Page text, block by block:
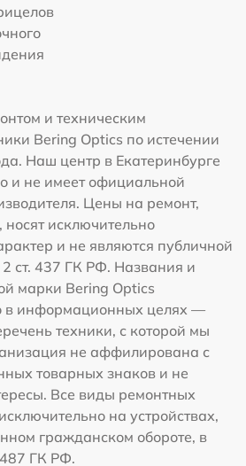
и техническим
Bering Optics по истечении
Наш центр в Екатеринбурге
и не имеет официальной
Цены на ремонт,
исключительно
и не являются публичной
2 ст. 437 ГК РФ. Названия и
марки Bering Optics
в информационных целях —
техники, с которой мы
не аффилирована с
товарных знаков и не
Все виды ремонтных
на устройствах,
гражданском обороте, в
ГК РФ.